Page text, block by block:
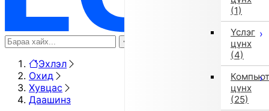
(1)
Үслэг
цүнх
(4)
цүнх
(25)
Эхлэл
Охид
Хувцас
Даашинз